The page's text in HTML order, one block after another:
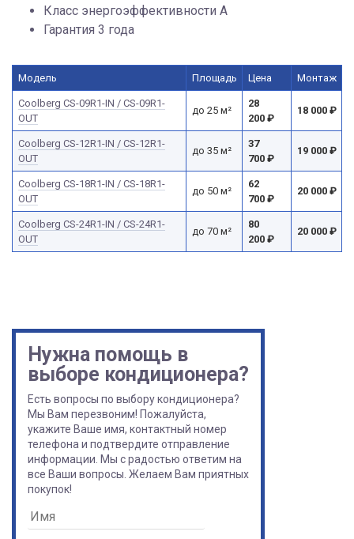
Класс энергоэффективности А
Гарантия 3 года
Модель Площадь Цена Монтаж
Сoolberg CS-09R1-IN / CS-09R1-
OUT
до 25 м²
28
200 ₽
18 000 ₽
Сoolberg CS-12R1-IN / CS-12R1-
OUT
до 35 м²
37
700 ₽
19 000 ₽
Сoolberg CS-18R1-IN / CS-18R1-
OUT
до 50 м²
62
700 ₽
20 000 ₽
Сoolberg CS-24R1-IN / CS-24R1-
OUT
до 70 м²
80
200 ₽
20 000 ₽
Нужна помощь в
выборе кондиционера?
Есть вопросы по выбору кондиционера?
Мы Вам перезвоним! Пожалуйста,
укажите Ваше имя, контактный номер
телефона и подтвердите отправление
информации. Мы с радостью ответим на
все Ваши вопросы. Желаем Вам приятных
покупок!